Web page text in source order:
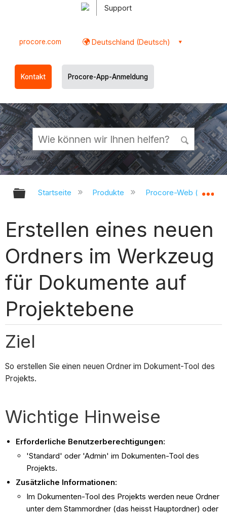
Support
procore.com Deutschland (Deutsch)
Kontakt Procore-App-Anmeldung
Globale Hierarchie auf- und
Startseite Produkte Procore-Web
Erstellen eines neuen
Ordners im Werkzeug
für Dokumente auf
Projektebene
Ziel
So erstellen Sie einen neuen Ordner im Dokument-Tool des
Projekts.
Wichtige Hinweise
Erforderliche Benutzerberechtigungen:
'Standard' oder 'Admin' im Dokumenten-Tool des
Projekts.
Zusätzliche Informationen:
Im Dokumenten-Tool des Projekts werden neue Ordner
unter dem Stammordner (das heisst Hauptordner) oder